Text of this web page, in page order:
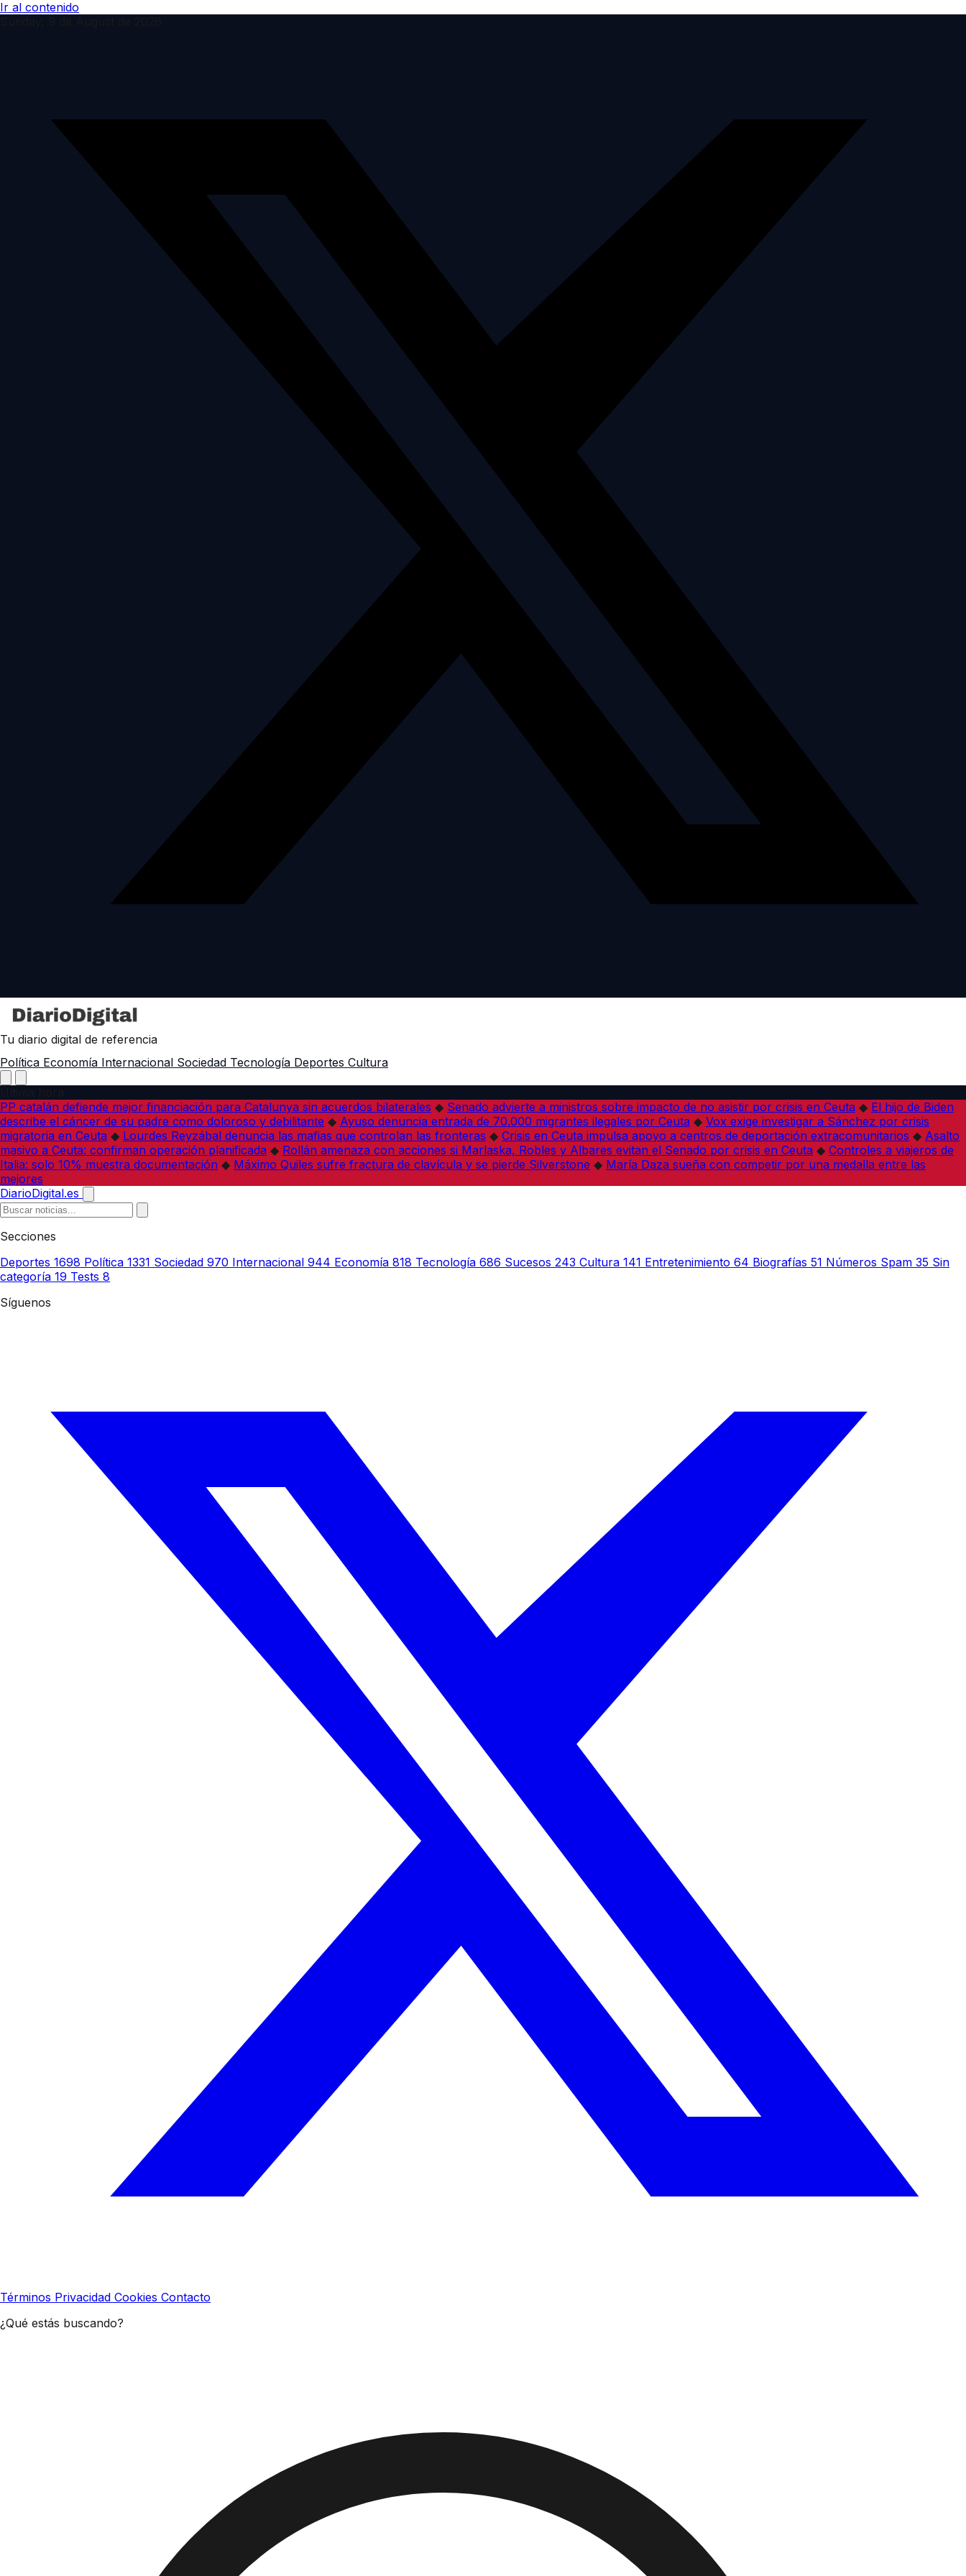
Ir al contenido
Tu diario digital de referencia
Política Economía Internacional Sociedad Tecnología Deportes Cultura
PP catalán defiende mejor financiación para Catalunya sin acuerdos bilaterales ◆ Senado advierte a ministros sobre impacto de no asistir por crisis en Ceuta ◆ El hijo de Biden
describe el cáncer de su padre como doloroso y debilitante ◆ Ayuso denuncia entrada de 70.000 migrantes ilegales por Ceuta ◆ Vox exige investigar a Sánchez por crisis
migratoria en Ceuta ◆ Lourdes Reyzábal denuncia las mafias que controlan las fronteras ◆ Crisis en Ceuta impulsa apoyo a centros de deportación extracomunitarios ◆ Asalto
masivo a Ceuta: confirman operación planificada ◆ Rollán amenaza con acciones si Marlaska, Robles y Albares evitan el Senado por crisis en Ceuta ◆ Controles a viajeros de
Italia: solo 10% muestra documentación ◆ Máximo Quiles sufre fractura de clavícula y se pierde Silverstone ◆ María Daza sueña con competir por una medalla entre las
mejores
DiarioDigital.es
Secciones
Deportes 1698 Política 1331 Sociedad 970 Internacional 944 Economía 818 Tecnología 686 Sucesos 243 Cultura 141 Entretenimiento 64 Biografías 51 Números Spam 35 Sin
categoría 19 Tests 8
Síguenos
Términos Privacidad Cookies Contacto
¿Qué estás buscando?